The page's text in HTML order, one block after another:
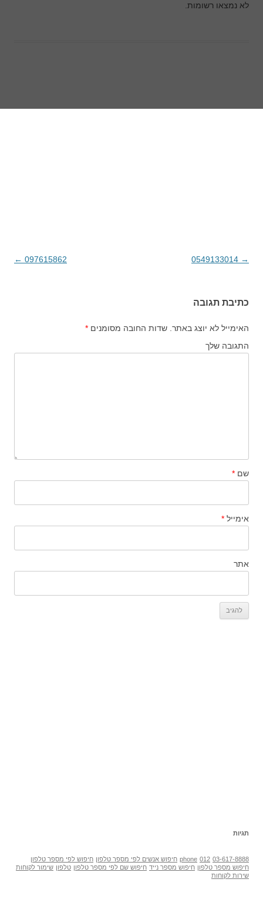
לא נמצאו רשומות.
ניווט בפוסטים
→
097615862
←
כתיבת תגובה
האימייל לא יוצג באתר. שדות החובה מסומנים *
התגובה שלך
שם *
אימייל *
אתר
תגיות
03-617-8888
012
phone חיפוש אנשים לפי מספר טלפון חיפוש לפי מספר טלפון
חיפוש מספר טלפון חיפוש מספר נייד חיפוש שם לפי מספר טלפון טלפון שימור לקוחות
שירות לקוחות